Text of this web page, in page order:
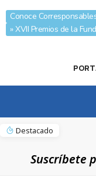
Conoce
» XVII Premios de la
Destacado
Suscríbete